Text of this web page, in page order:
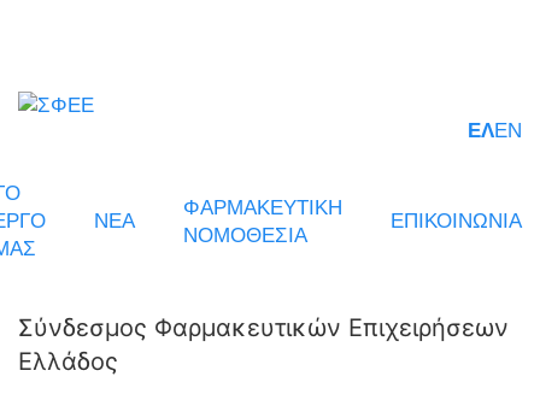
ΕΛEN
ΝΕΑ
ΦΑΡΜΑΚΕΥΤΙΚΗ
ΝΟΜΟΘΕΣΙΑ
ΕΠΙΚΟΙΝΩΝΙΑ
Σύνδεσμος Φαρμακευτικών Επιχειρήσεων
Ελλάδος